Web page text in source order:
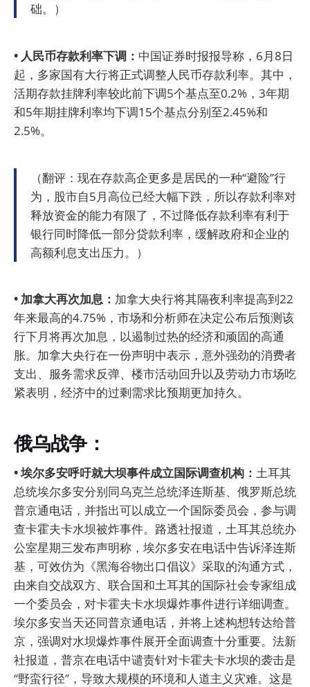
础。）
• 人民币存款利率下调： 中国证券时报报导称，6月8日
起，多家国有大行将正式调整人民币存款利率。其中，
活期存款挂牌利率较此前下调5个基点至0.2%，3年期
和5年期挂牌利率均下调15个基点分别至2.45%和
2.5%。
（翻评：现在存款高企更多是居民的一种“避险”行
为，股市自5月高位已经大幅下跌，所以存款利率对
释放资金的能力有限了，不过降低存款利率有利于
银行同时降低一部分贷款利率，缓解政府和企业的
高额利息支出压力。）
• 加拿大再次加息： 加拿大央行将其隔夜利率提高到22
年来最高的4.75%，市场和分析师在决定公布后预测该
行下月将再次加息，以遏制过热的经济和顽固的高通
胀。加拿大央行在一份声明中表示，意外强劲的消费者
支出、服务需求反弹、楼市活动回升以及劳动力市场吃
紧表明，经济中的过剩需求比预期更加持久。
俄乌战争：
• 埃尔多安呼吁就大坝事件成立国际调查机构： 土耳其
总统埃尔多安分别同乌克兰总统泽连斯基、俄罗斯总统
普京通电话，并指出可以成立一个国际委员会，参与调
查卡霍夫卡水坝被炸事件。路透社报道，土耳其总统办
公室星期三发布声明称，埃尔多安在电话中告诉泽连斯
基，可效仿为《黑海谷物出口倡议》采取的沟通方式，
由来自交战双方、联合国和土耳其的国际社会专家组成
一个委员会，对卡霍夫卡水坝爆炸事件进行详细调查。
埃尔多安当天还同普京通电话，并将上述构想转达给普
京，强调对水坝爆炸事件展开全面调查十分重要。法新
社报道，普京在电话中谴责针对卡霍夫卡水坝的袭击是
“野蛮行径”，导致大规模的环境和人道主义灾难。这是